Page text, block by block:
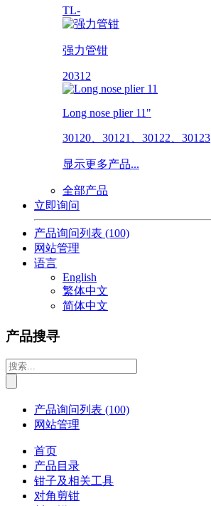
TL-
强力管钳
20312
Long nose plier 11"
30120、30121、30122、30123
显示更多产品...
全部产品
立即询问
产品询问列表 (100)
网站管理
语言
English
繁体中文
简体中文
产品搜寻
产品询问列表 (100)
网站管理
首页
产品目录
钳子及相关工具
对角剪钳